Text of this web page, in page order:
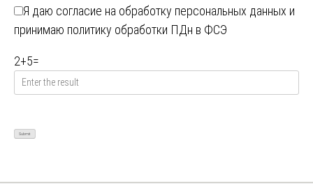
Я даю согласие на обработку персональных данных и
принимаю политику обработки ПДн в ФСЭ
2+5=